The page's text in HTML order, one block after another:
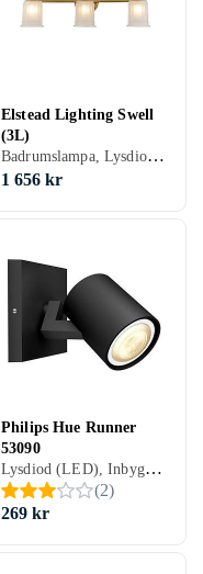
Elstead Lighting Swell
(3L)
Badrumslampa, Lysdiod (LED), Lämplig för badrum, Mässing
1 656 kr
Philips Hue Runner
53090
Lysdiod (LED), Inbyggd dimmer, Spotlight, Lämplig som nattlampa, Vit, Svart, GU10
(2)
269 kr